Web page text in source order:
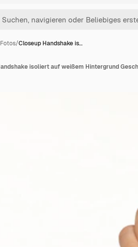
Fotos/Closeup Handshake is…